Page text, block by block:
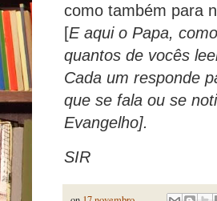
como também para
[E aqui o Papa,
quantos de vocês
Cada um responde
que se fala ou se
Evangelho].
SIR